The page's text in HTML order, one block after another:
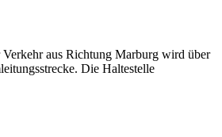
aus Richtung Marburg wird über
Die Haltestelle